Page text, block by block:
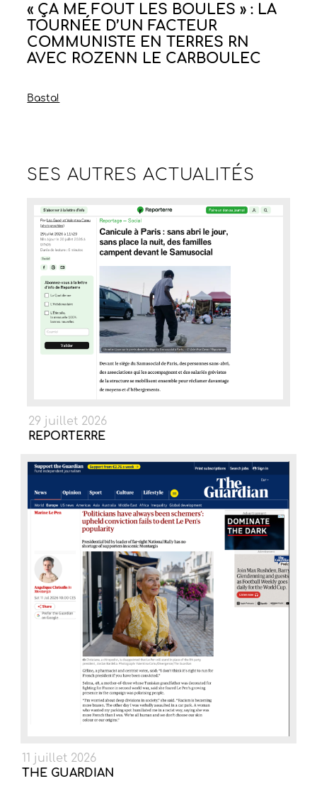
« ÇA ME FOUT LES BOULES » : LA
TOURNÉE D’UN FACTEUR
COMMUNISTE EN TERRES RN
AVEC ROZENN LE CARBOULEC
Basta!
SES AUTRESACTUALITÉS
29 juillet 2026
REPORTERRE
11 juillet 2026
THE GUARDIAN